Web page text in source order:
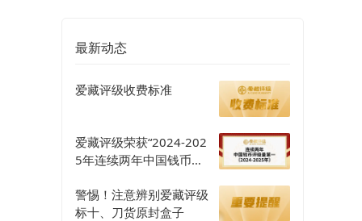
最新动态
爱藏评级收费标准
爱藏评级荣获“2024-202
5年连续两年中国钱币评
警惕！注意辨别爱藏评级
标十、刀货原封盒子